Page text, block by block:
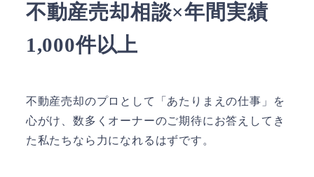
不動産売却相談×年間実績
1,000件以上
不動産売却のプロとして「あたりまえの仕事」を
心がけ、数多くオーナーのご期待にお答えしてき
た私たちなら力になれるはずです。